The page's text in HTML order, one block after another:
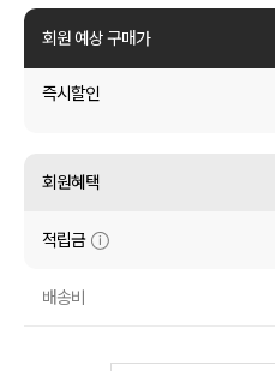
셔츠
원피스
액티브
아우터
회원 예상 구매가
즉시할인
회원혜택
적립금
배송비